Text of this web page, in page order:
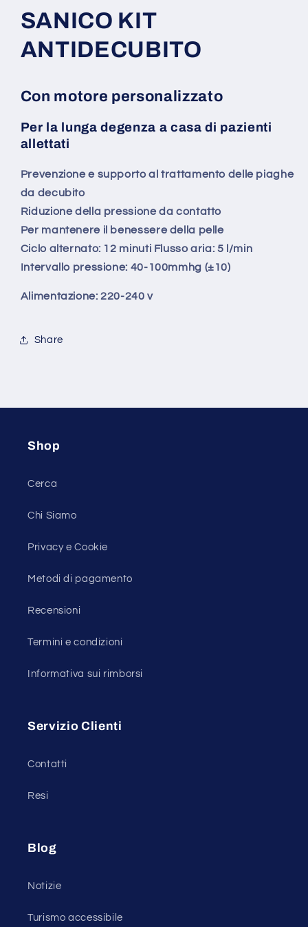
SANICO KIT
ANTIDECUBITO
Con motore personalizzato
Per la lunga degenza a casa di pazienti
allettati
Prevenzione e supporto al trattamento delle piaghe
da decubito
Riduzione della pressione da contatto
Per mantenere il benessere della pelle
Ciclo alternato: 12 minuti Flusso aria: 5 l/min
Intervallo pressione: 40-100mmhg (±10)
Alimentazione: 220-240 v
Share
Shop
Cerca
Chi Siamo
Privacy e Cookie
Metodi di pagamento
Recensioni
Termini e condizioni
Informativa sui rimborsi
Servizio Clienti
Contatti
Resi
Blog
Notizie
Turismo accessibile